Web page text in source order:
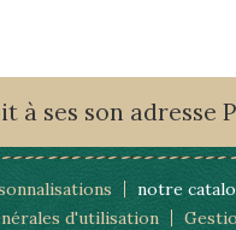
à ses son adresse
notre
d'utilisation